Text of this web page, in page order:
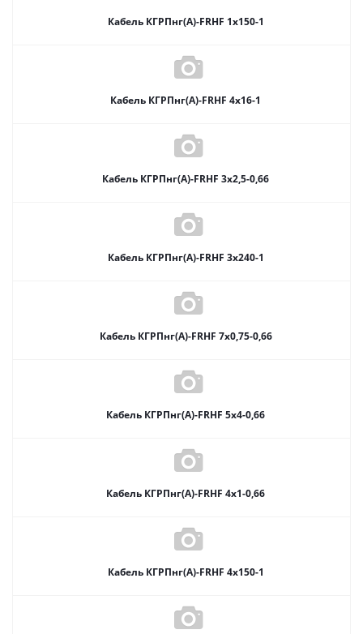
Кабель КГРПнг(А)-FRHF 1х150-1
Кабель КГРПнг(А)-FRHF 4х16-1
Кабель КГРПнг(А)-FRHF 3х2,5-0,66
Кабель КГРПнг(А)-FRHF 3х240-1
Кабель КГРПнг(А)-FRHF 7х0,75-0,66
Кабель КГРПнг(А)-FRHF 5х4-0,66
Кабель КГРПнг(А)-FRHF 4х1-0,66
Кабель КГРПнг(А)-FRHF 4х150-1